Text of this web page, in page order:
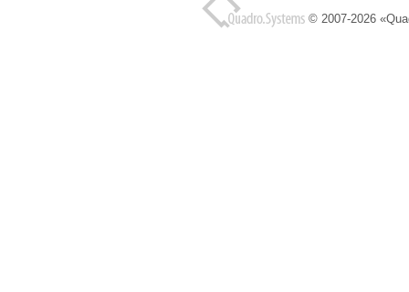
© 2007-2026